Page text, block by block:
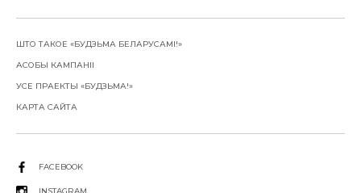
ШТО ТАКОЕ «БУДЗЬМА БЕЛАРУСАМІ!»
АСОБЫ КАМПАНІІ
УСЕ ПРАЕКТЫ «БУДЗЬМА!»
КАРТА САЙТА
FACEBOOK